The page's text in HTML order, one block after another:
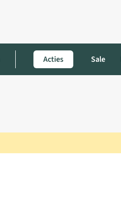
Acties Sale